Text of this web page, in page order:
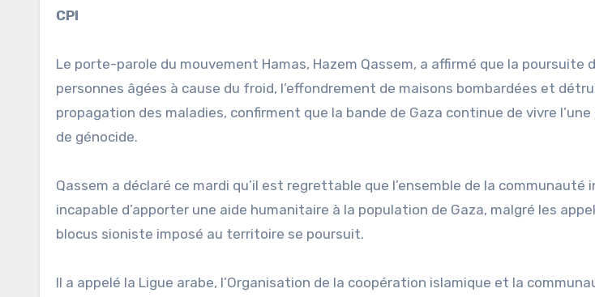
CPI
Le porte-parole du mouvement Hamas, Hazem Qassem, a affirmé que la poursuite
personnes âgées à cause du froid, l’effondrement de maisons bombardées et
propagation des maladies, confirment que la bande de Gaza continue de vivre
de génocide.
Qassem a déclaré ce mardi qu’il est regrettable que l’ensemble de la
incapable d’apporter une aide humanitaire à la population de Gaza, malgré les
blocus sioniste imposé au territoire se poursuit.
Il a appelé la Ligue arabe, l’Organisation de la coopération islamique et la